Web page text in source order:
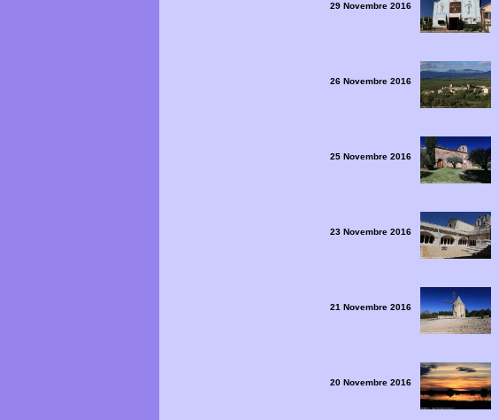
29 Novembre 2016
26 Novembre 2016
25 Novembre 2016
23 Novembre 2016
21 Novembre 2016
20 Novembre 2016